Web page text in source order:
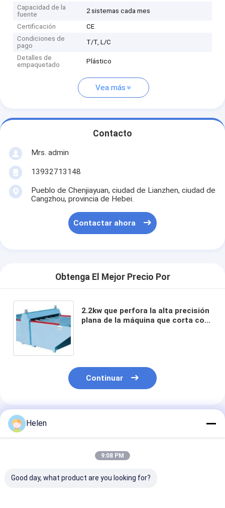
Capacidad de la
fuente
2 sistemas cada mes
Certificación
CE
Condiciones de
pago
T/T, L/C
Detalles de
empaquetado
Plástico
Vea más
Contacto
Mrs. admin
13932713148
Pueblo de Chenjiayuan, ciudad de Lianzhen, ciudad de
Cangzhou, provincia de Hebei.
Contactar ahora
Obtenga El Mejor Precio Por
2.2kw que perfora la alta precisión
plana de la máquina que corta con
Continuar
Productos Recomendados
Helen
9:08 PM
Good day, what product are you looking for?